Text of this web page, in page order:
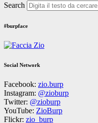
Search
#burpface
Social Network
Facebook: zio.burp
Instagram: @zioburp
Twitter: @zioburp
YouTube: ZioBurp
Flickr: zio_burp